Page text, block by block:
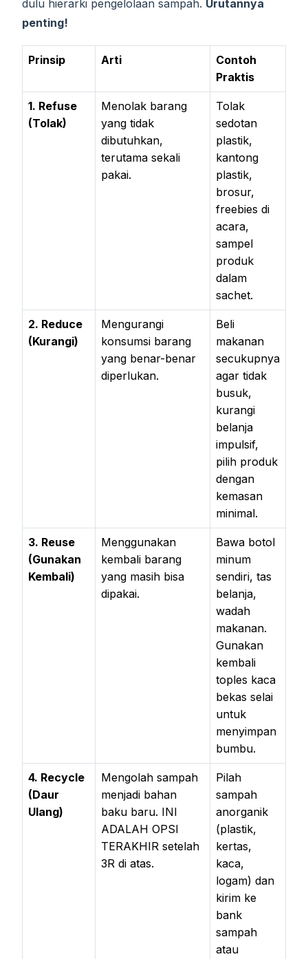
dulu hierarki pengelolaan sampah. Urutannya
penting!
Prinsip Arti
Contoh
Praktis
1. Refuse
(Tolak)
Menolak barang
yang tidak
dibutuhkan,
terutama sekali
pakai.
Tolak
sedotan
plastik,
kantong
plastik,
brosur,
freebies di
acara,
sampel
produk
dalam
sachet.
2. Reduce
(Kurangi)
Mengurangi
konsumsi barang
yang benar-benar
diperlukan.
Beli
makanan
secukupnya
agar tidak
busuk,
kurangi
belanja
impulsif,
pilih produk
dengan
kemasan
minimal.
3. Reuse
(Gunakan
Kembali)
Menggunakan
kembali barang
yang masih bisa
dipakai.
Bawa botol
minum
sendiri, tas
belanja,
wadah
makanan.
Gunakan
kembali
toples kaca
bekas selai
untuk
menyimpan
bumbu.
4. Recycle
(Daur
Ulang)
Mengolah sampah
menjadi bahan
baku baru. INI
ADALAH OPSI
TERAKHIR setelah
3R di atas.
Pilah
sampah
anorganik
(plastik,
kertas,
kaca,
logam) dan
kirim ke
bank
sampah
atau